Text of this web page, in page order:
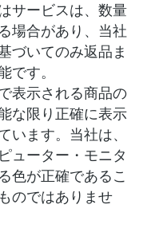
サービスは、数量
場合があり、当社
づいてのみ返品ま
です。
表示される商品の
な限り正確に表示
います。当社は、
ューター・モニタ
色が正確であるこ
のではありませ